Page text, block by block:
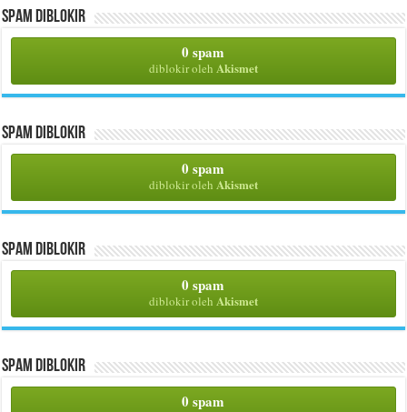
Spam Diblokir
0 spam
diblokir oleh Akismet
Spam Diblokir
0 spam
diblokir oleh Akismet
Spam Diblokir
0 spam
diblokir oleh Akismet
Spam Diblokir
0 spam